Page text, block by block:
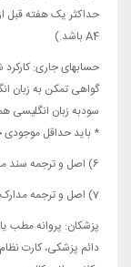
حداکثر یک هفته قبل
A4 باشد.)
حسابهای جاری:
گواهی تمکن به زبان
سودبه زبان انگلیسی
* باید حداقل موجودی حساب یا
6) اصل و ترجمه سند مالکیت.
7) اصل و ترجمه مدارک شغلی:
دائم پزشکی، کارت